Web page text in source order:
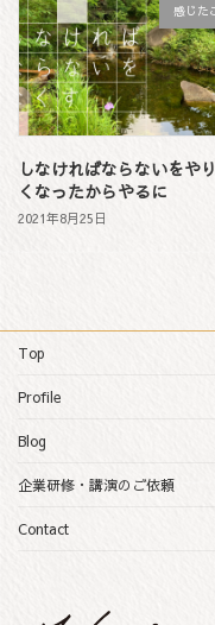
感じた
しなければならないをや
くなったからやるに
2021年8月25日
Top
Profile
Blog
企業研修・講演のご依頼
Contact